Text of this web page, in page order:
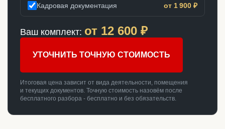
Кадровая документация от 1 900 ₽
Ваш комплект: от 12 600 ₽
УТОЧНИТЬ ТОЧНУЮ СТОИМОСТЬ
Итоговая цена зависит от вида деятельности, помещения
и текущих документов. Точную стоимость назовём после
бесплатного разбора - бесплатно и без обязательств.